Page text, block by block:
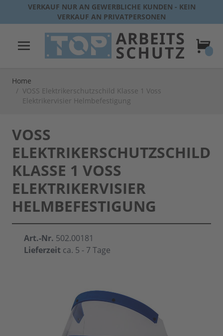
Direkt zum Inhalt
VERKAUF NUR AN GEWERBLICHE KUNDEN - KEIN
VERKAUF AN PRIVATPERSONEN
Home
/ VOSS Elektrikerschutzschild Klasse 1 Voss
Elektrikervisier Helmbefestigung
VOSS
ELEKTRIKERSCHUTZSCHILD
KLASSE 1 VOSS
ELEKTRIKERVISIER
HELMBEFESTIGUNG
Art.-Nr. 502.00181
Lieferzeit ca. 5 - 7 Tage